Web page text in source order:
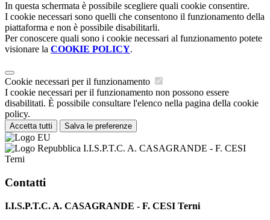
In questa schermata è possibile scegliere quali cookie consentire.
I cookie necessari sono quelli che consentono il funzionamento della
piattaforma e non è possibile disabilitarli.
Per conoscere quali sono i cookie necessari al funzionamento potete
visionare la COOKIE POLICY.
Cookie necessari per il funzionamento
I cookie necessari per il funzionamento non possono essere
disabilitati. È possibile consultare l'elenco nella pagina della cookie
policy.
Accetta tutti Salva le preferenze
I.I.S.P.T.C. A. CASAGRANDE - F. CESI
Terni
Contatti
I.I.S.P.T.C. A. CASAGRANDE - F. CESI Terni